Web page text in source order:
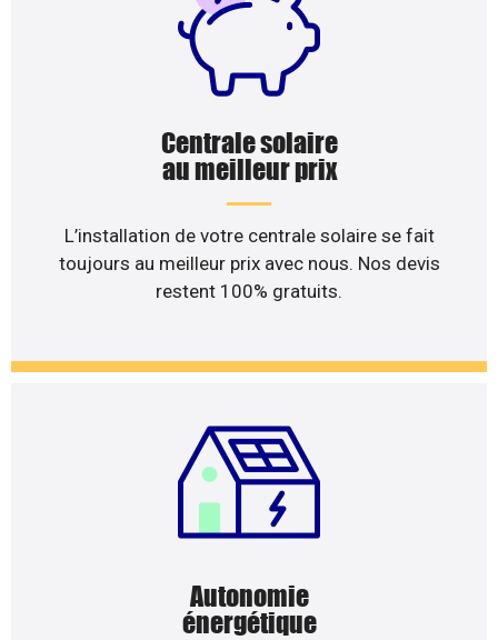
Centrale solaire
au meilleur prix
L’installation de votre centrale solaire se fait
toujours au meilleur prix avec nous. Nos devis
restent 100% gratuits.
Autonomie
énergétique